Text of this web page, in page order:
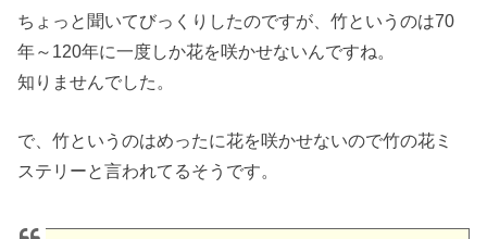
ちょっと聞いてびっくりしたのですが、竹というのは70
年～120年に一度しか花を咲かせないんですね。
知りませんでした。
で、竹というのはめったに花を咲かせないので竹の花ミ
ステリーと言われてるそうです。